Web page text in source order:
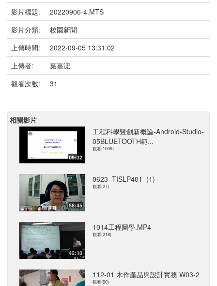
影片標題:
20220906-4.MTS
影片分類:
校園新聞
上傳時間:
2022-09-05 13:31:02
上傳者:
葉嘉浤
觀看次數:
31
相關影片
09:32
工程科學暨創新概論-Android-Studio-
05BLUETOOTH範...
觀看(1009)
58:45
0623_TISLP401_(1)
觀看(27)
42:10
1014工程圖學.MP4
觀看(218)
112-01 木作產品與設計實務 W03-2
觀看(60)